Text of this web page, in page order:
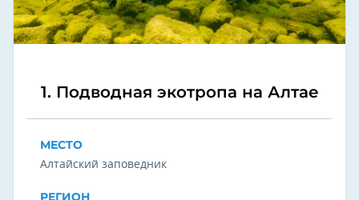
1. Подводная экотропа на Алтае
МЕСТО
Алтайский заповедник
РЕГИОН